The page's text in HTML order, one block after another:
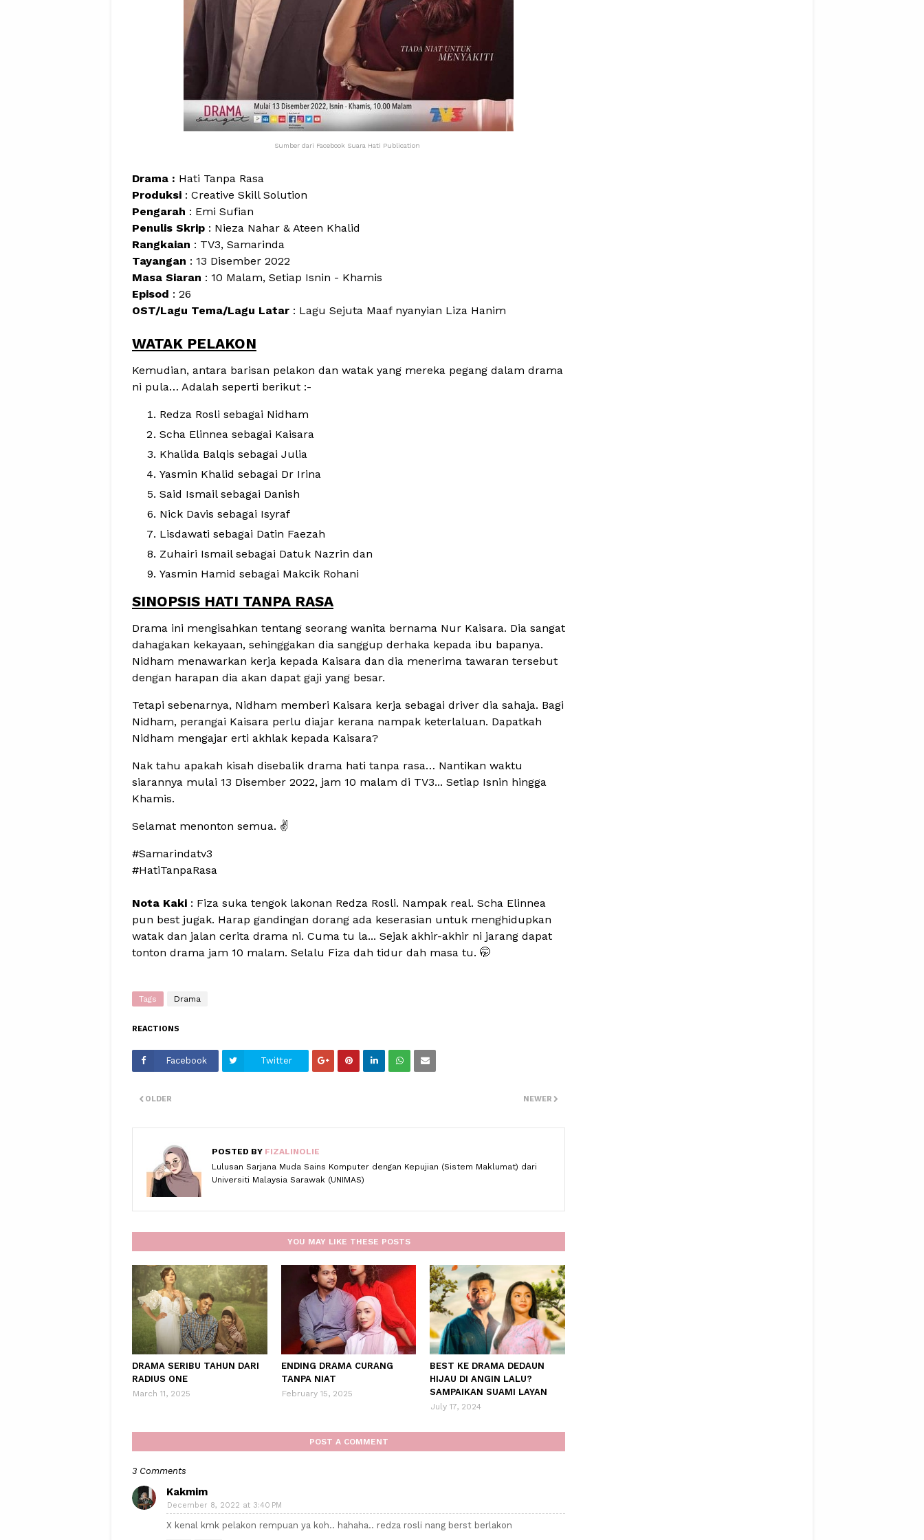
Sumber dari Facebook Suara Hati Publication
Drama : Hati Tanpa Rasa
Produksi : Creative Skill Solution
Pengarah : Emi Sufian
Penulis Skrip : Nieza Nahar & Ateen Khalid
Rangkaian : TV3, Samarinda
Tayangan : 13 Disember 2022
Masa Siaran : 10 Malam, Setiap Isnin - Khamis
Episod : 26
OST/Lagu Tema/Lagu Latar : Lagu Sejuta Maaf nyanyian Liza Hanim
WATAK PELAKON
Kemudian, antara barisan pelakon dan watak yang mereka pegang dalam drama
ni pula… Adalah seperti berikut :-
Redza Rosli sebagai Nidham
Scha Elinnea sebagai Kaisara
Khalida Balqis sebagai Julia
Yasmin Khalid sebagai Dr Irina
Said Ismail sebagai Danish
Nick Davis sebagai Isyraf
Lisdawati sebagai Datin Faezah
Zuhairi Ismail sebagai Datuk Nazrin dan
Yasmin Hamid sebagai Makcik Rohani
SINOPSIS HATI TANPA RASA
Drama ini mengisahkan tentang seorang wanita bernama Nur Kaisara. Dia sangat
dahagakan kekayaan, sehinggakan dia sanggup derhaka kepada ibu bapanya.
Nidham menawarkan kerja kepada Kaisara dan dia menerima tawaran tersebut
dengan harapan dia akan dapat gaji yang besar.
Tetapi sebenarnya, Nidham memberi Kaisara kerja sebagai driver dia sahaja. Bagi
Nidham, perangai Kaisara perlu diajar kerana nampak keterlaluan. Dapatkah
Nidham mengajar erti akhlak kepada Kaisara?
Nak tahu apakah kisah disebalik drama hati tanpa rasa… Nantikan waktu
siarannya mulai 13 Disember 2022, jam 10 malam di TV3... Setiap Isnin hingga
Khamis.
Selamat menonton semua. ✌️
#Samarindatv3
#HatiTanpaRasa
Nota Kaki : Fiza suka tengok lakonan Redza Rosli. Nampak real. Scha Elinnea
pun best jugak. Harap gandingan dorang ada keserasian untuk menghidupkan
watak dan jalan cerita drama ni. Cuma tu la... Sejak akhir-akhir ni jarang dapat
tonton drama jam 10 malam. Selalu Fiza dah tidur dah masa tu. 🤭
Tags Drama
REACTIONS
Facebook Twitter
NEWER
OLDER
POSTED BY FIZALINOLIE
Lulusan Sarjana Muda Sains Komputer dengan Kepujian (Sistem Maklumat) dari
Universiti Malaysia Sarawak (UNIMAS)
YOU MAY LIKE THESE POSTS
DRAMA SERIBU TAHUN DARI
RADIUS ONE
March 11, 2025
ENDING DRAMA CURANG
TANPA NIAT
February 15, 2025
BEST KE DRAMA DEDAUN
HIJAU DI ANGIN LALU?
SAMPAIKAN SUAMI LAYAN
July 17, 2024
POST A COMMENT
3 Comments
Kakmim
December 8, 2022 at 3:40 PM
X kenal kmk pelakon rempuan ya koh.. hahaha.. redza rosli nang berst berlakon